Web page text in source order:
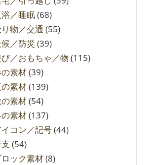
浴／睡眠(68)
物／交通 (55)
／防災 (39)
／おもちゃ／物 (115)
素材(39)
素材(139)
素材(54)
素材(137)
コン／記号(44)
(54)
ック素材(8)